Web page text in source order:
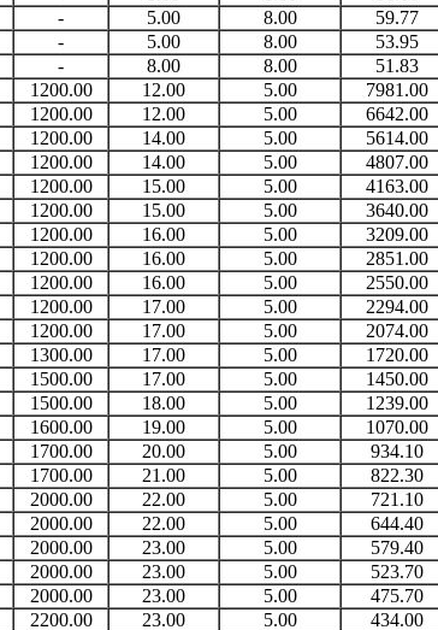
- 5.00 8.00 59.77
- 5.00 8.00 53.95
- 8.00 8.00 51.83
1200.00 12.00 5.00 7981.00
1200.00 12.00 5.00 6642.00
1200.00 14.00 5.00 5614.00
1200.00 14.00 5.00 4807.00
1200.00 15.00 5.00 4163.00
1200.00 15.00 5.00 3640.00
1200.00 16.00 5.00 3209.00
1200.00 16.00 5.00 2851.00
1200.00 16.00 5.00 2550.00
1200.00 17.00 5.00 2294.00
1200.00 17.00 5.00 2074.00
1300.00 17.00 5.00 1720.00
1500.00 17.00 5.00 1450.00
1500.00 18.00 5.00 1239.00
1600.00 19.00 5.00 1070.00
1700.00 20.00 5.00 934.10
1700.00 21.00 5.00 822.30
2000.00 22.00 5.00 721.10
2000.00 22.00 5.00 644.40
2000.00 23.00 5.00 579.40
2000.00 23.00 5.00 523.70
2000.00 23.00 5.00 475.70
2200.00 23.00 5.00 434.00